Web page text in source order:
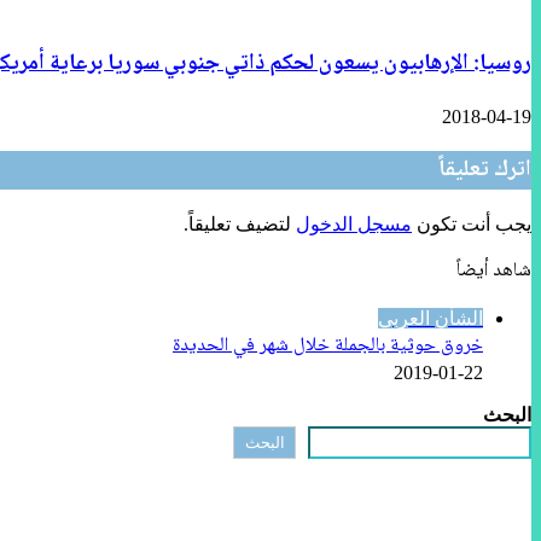
روسيا: الإرهابيون يسعون لحكم ذاتي جنوبي سوريا برعاية
2018-04-19
اترك تعليقاً
يجب أنت تكون مسجل الدخول لتضيف تعليقاً.
شاهد أيضاً
الشأن العربي
خروق حوثية بالجملة خلال شهر في الحديدة
2019-01-22
البحث
البحث